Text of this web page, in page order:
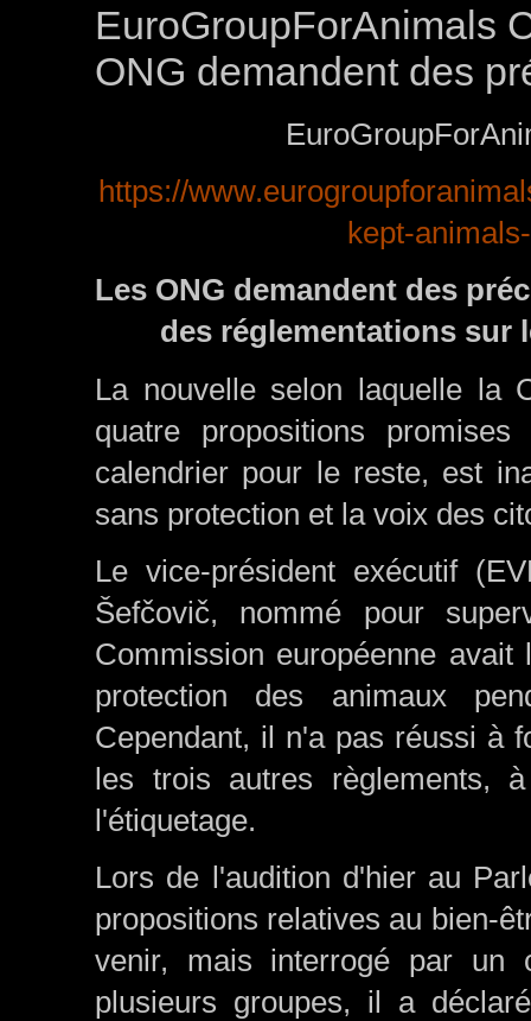
EuroGroupForAnimals
ONG demandent des
https://
kept-
Les ONG demandent des
des réglementations sur
La nouvelle selon laquelle la
quatre propositions
calendrier pour le reste, est
sans protection et la voix des
Le vice-président exécutif
Šefčovič, nommé pour
Commission européenne
protection des animaux
Cependant, il n'a pas réussi à
les trois autres règlements,
l'étiquetage.
Lors de l'audition d'hier au
propositions relatives au bien-
venir, mais interrogé par un
plusieurs groupes, il a